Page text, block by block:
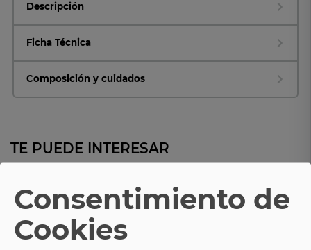
Descripción
Ficha Técnica
Composición y cuidados
TE PUEDE INTERESAR
PABLOSKY
Sandalias Vaqueras De Niño
PABLOSKY 505820
38,95 €
PABLOSKY
Consentimiento de
Cookies